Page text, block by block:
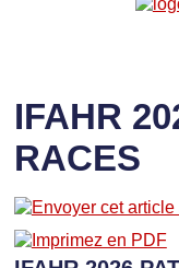
IFAHR
RACES